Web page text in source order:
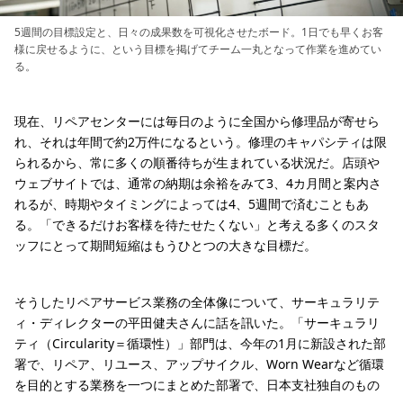
5週間の目標設定と、日々の成果数を可視化させたボード。1日でも早くお客
様に戻せるように、という目標を掲げてチーム一丸となって作業を進めてい
る。
現在、リペアセンターには毎日のように全国から修理品が寄せら
れ、それは年間で約2万件になるという。修理のキャパシティは限
られるから、常に多くの順番待ちが生まれている状況だ。店頭や
ウェブサイトでは、通常の納期は余裕をみて3、4カ月間と案内さ
れるが、時期やタイミングによっては4、5週間で済むこともあ
る。「できるだけお客様を待たせたくない」と考える多くのスタ
ッフにとって期間短縮はもうひとつの大きな目標だ。
そうしたリペアサービス業務の全体像について、サーキュラリテ
ィ・ディレクターの平田健夫さんに話を訊いた。「サーキュラリ
ティ（Circularity＝循環性）」部門は、今年の1月に新設された部
署で、リペア、リユース、アップサイクル、Worn Wearなど循環
を目的とする業務を一つにまとめた部署で、日本支社独自のもの